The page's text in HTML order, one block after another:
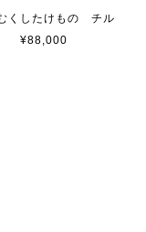
くしたけもの チル
¥88,000